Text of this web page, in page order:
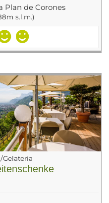
Plan de Corones
s.l.m.)
Gelateria